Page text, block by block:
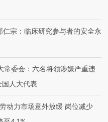
仁宗：临床研究参与者的安全永
常委会：六名将领涉嫌严重违
人大代表
动力市场意外放缓 岗位减少